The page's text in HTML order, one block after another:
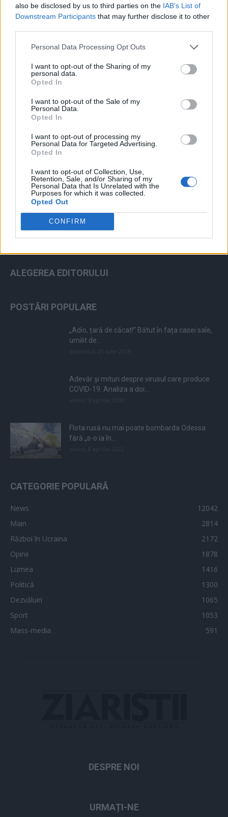
also be disclosed by us to third parties on the IAB’s List of
Downstream Participants that may further disclose it to other
Personal Data Processing Opt Outs
I want to opt-out of the Sharing of my
personal data.
Opted In
I want to opt-out of the Sale of my
Personal Data.
Opted In
I want to opt-out of processing my
Personal Data for Targeted Advertising.
Opted In
I want to opt-out of Collection, Use,
Retention, Sale, and/or Sharing of my
Personal Data that Is Unrelated with the
Purposes for which it was collected.
Opted Out
CONFIRM
Altul
Arată rezultatele
Arhiva sondajelor
ad
ALEGEREA EDITORULUI
POSTĂRI POPULARE
„Adio, țară de căcat!” Bătut în fața casei sale,
umilit de...
Adevăr și mituri despre virusul care produce
COVID-19. Analiza a doi...
Flota rusă nu mai poate bombarda Odessa
fără „s-o ia în...
CATEGORIE POPULARĂ
News
12042
Main
2814
Război în Ucraina
2172
Opinii
1878
Lumea
1416
Politică
1300
Dezvăluiri
1065
Sport
1053
Mass-media
591
DESPRE NOI
URMAȚI-NE